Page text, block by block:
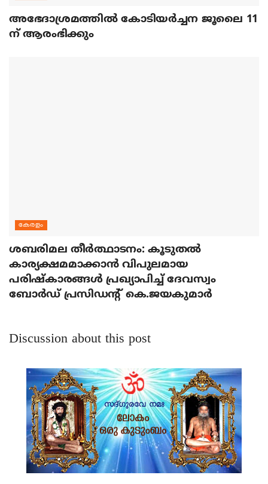
അഭേദാശ്രമത്തില്‍ കോടിയര്‍ച്ചന ജൂലൈ 11
ന് ആരംഭിക്കും
കേരളം
ശബരിമല തീര്‍ത്ഥാടനം: കൂടുതല്‍
കാര്യക്ഷമമാക്കാന്‍ വിപുലമായ
പരിഷ്‌കാരങ്ങള്‍ പ്രഖ്യാപിച്ച് ദേവസ്വം
ബോര്‍ഡ് പ്രസിഡന്റ് കെ.ജയകുമാര്‍
Discussion about this post